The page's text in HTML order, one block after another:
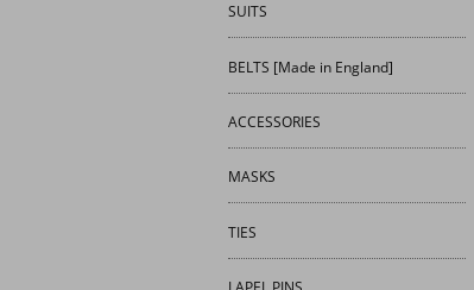
SUITS
BELTS [Made in England]
ACCESSORIES
MASKS
TIES